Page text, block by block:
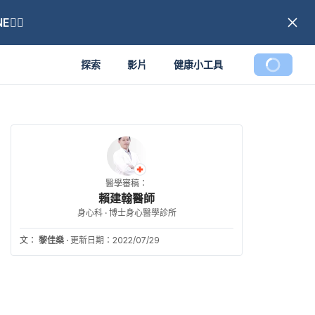
探索 影片 健康小工具
醫學審稿：
賴建翰醫師
身心科 · 博士身心醫學診所
文： 黎佳燊 · 更新日期：2022/07/29